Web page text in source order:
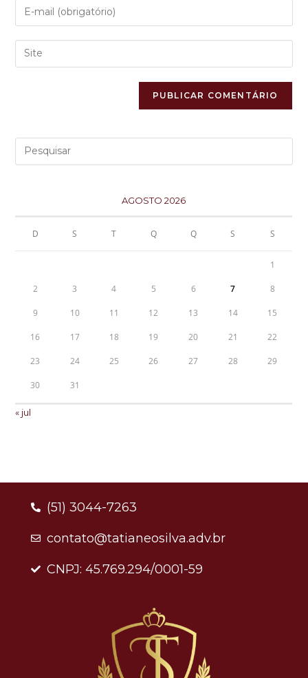
AGOSTO 2026
D S T Q Q S S
1
2 3 4 5 6 7 8
9 10 11 12 13 14 15
16 17 18 19 20 21 22
23 24 25 26 27 28 29
30 31
« jul
(51) 3044-7263
contato@tatianeosilva.adv.br
CNPJ: 45.769.294/0001-59